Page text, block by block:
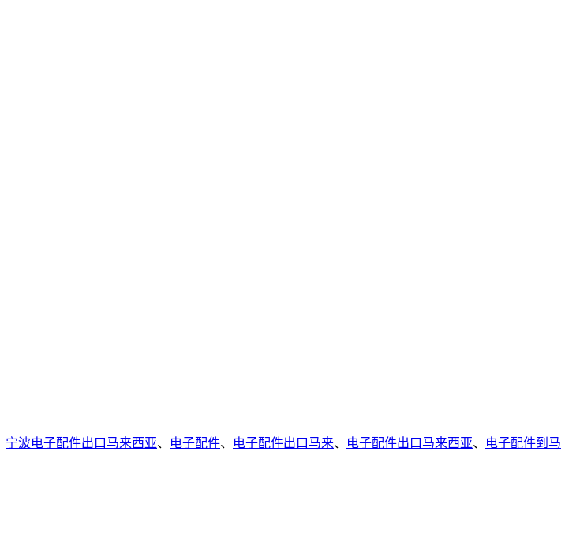
宁波电子配件出口马来西亚、 电子配件、 电子配件出口马来、 电子配件出口马来西亚、
电子配件到马